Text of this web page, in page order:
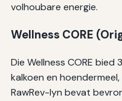
volhoubare energie.
Wellness CORE
Die Wellness CORE
kalkoen en
RawRev-lyn bevat